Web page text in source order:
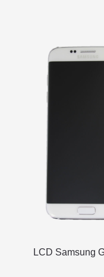
LCD Samsung